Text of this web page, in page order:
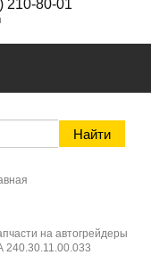
210-80-01
на автогрейдеры
240.30.11.00.033